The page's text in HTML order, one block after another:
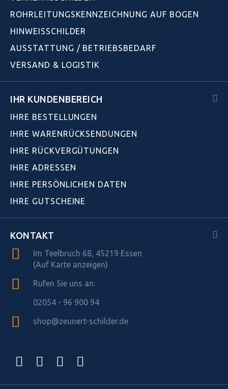
ROHRLEITUNGSKENNZEICHNUNG AUF BOGEN
HINWEISSCHILDER
AUSSTATTUNG / BETRIEBSBEDARF
VERSAND & LOGISTIK
IHR KUNDENBEREICH
IHRE BESTELLUNGEN
IHRE WARENRÜCKSENDUNGEN
IHRE RÜCKVERGÜTUNGEN
IHRE ADRESSEN
IHRE PERSÖNLICHEN DATEN
IHRE GUTSCHEINE
KONTAKT
Im Teelbruch 68, 45219 Essen
(Auf Karte anzeigen)
Rufen Sie uns an:
02054 - 96 900 94
shop@zeunert-schilder.de